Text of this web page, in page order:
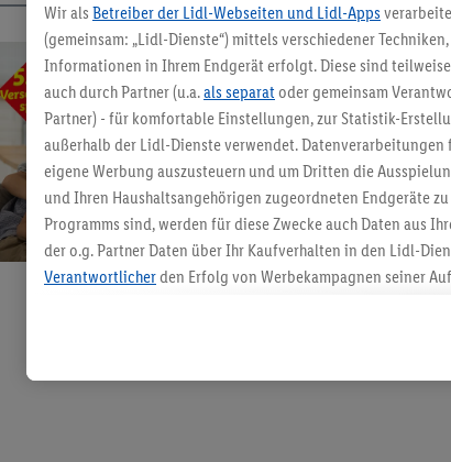
Wir als Betreiber der Lidl-Webseiten und Lidl-Apps
(gemeinsam: „Lidl-Dienste“) mittels verschiedener
Informationen in Ihrem Endgerät erfolgt. Diese sind
auch durch Partner (u.a.als separat oder gemeinsam
Partner) - für komfortable Einstellungen, zur Statistik-
außerhalb der Lidl-Dienste verwendet.
eigene Werbung auszusteuern und um Dritten die
und Ihren Haushaltsangehörigen zugeordneten Endgeräte
Programms sind, werden für diese Zwecke auch Daten aus
der o.g. Partner Daten über Ihr Kaufverhalten in den Lidl-
Verantwortlicherden Erfolg von Werbekampagnen seiner
angereicherten Profilen. Dies umfasst die
Kaufverhalten in den Lidl-Diensten, Informationen aus
genauen Standortdaten) auch über verschiedene